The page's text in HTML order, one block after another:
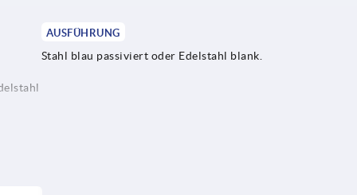
AUSFÜHRUNG
Stahl blau passiviert oder Edelstahl blank.